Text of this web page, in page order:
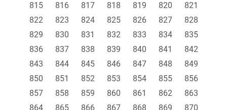
815
816 817 818 819 820
821
822
823 824 825 826 827
828
829
830 831 832 833 834
835
836
837 838 839 840 841
842
843
844 845 846 847 848
849
850
851 852 853 854 855
856
857
858 859 860 861 862
863
864
865 866 867 868 869
870